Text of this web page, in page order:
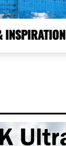
INSPIRATION